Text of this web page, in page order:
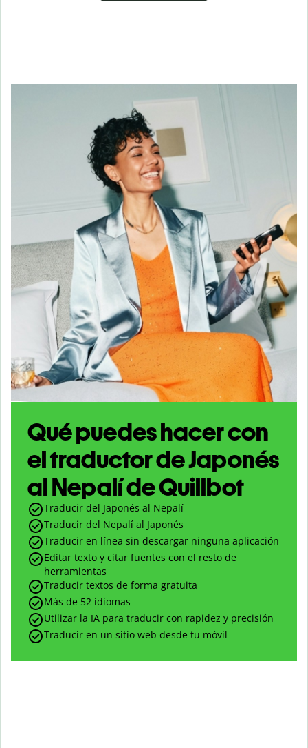
Qué puedes hacer con
el traductor de Japonés
al Nepalí de Quillbot
Traducir del Japonés al Nepalí
Traducir del Nepalí al Japonés
Traducir en línea sin descargar ninguna aplicación
Editar texto y citar fuentes con el resto de
herramientas
Traducir textos de forma gratuita
Más de 52 idiomas
Utilizar la IA para traducir con rapidez y precisión
Traducir en un sitio web desde tu móvil